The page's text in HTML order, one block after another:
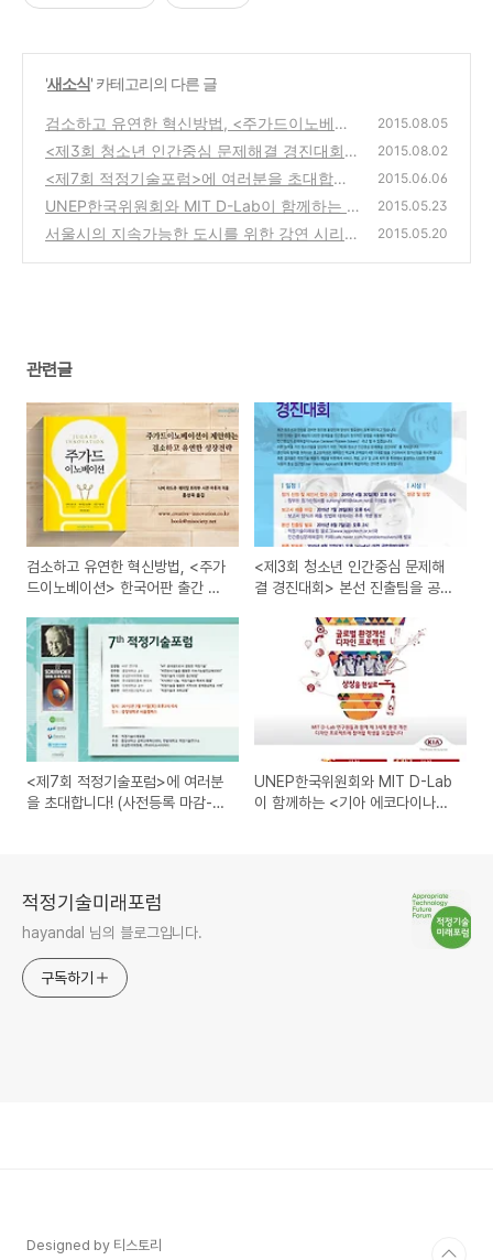
'새소식' 카테고리의 다른 글
검소하고 유연한 혁신방법, <주가드이노베이
션> 한국어판 출간 프로젝트에 참여해 주세요
~! :D
(0)
2015.08.05
<제3회 청소년 인간중심 문제해결 경진대회>
본선 진출팀을 공고합니다.
(0)
2015.08.02
<제7회 적정기술포럼>에 여러분을 초대합니
다! (사전등록 마감-당일 선착순 현장등록 가
능)
(1)
2015.06.06
UNEP한국위원회와 MIT D-Lab이 함께하는 <
기아 에코다이나믹스 원정대> 6기 원정대원
2015.05.23
서울시의 지속가능한 도시를 위한 강연 시리즈
2015.05.20
관련글
검소하고 유연한 혁신방법, <주가
드이노베이션> 한국어판 출간 프
<제3회 청소년 인간중심 문제해
결 경진대회> 본선 진출팀을 공고
<제7회 적정기술포럼>에 여러분
을 초대합니다! (사전등록 마감-당
UNEP한국위원회와 MIT D-Lab
이 함께하는 <기아 에코다이나믹
적정기술미래포럼
hayandal 님의 블로그입니다.
구독하기
Designed by 티스토리